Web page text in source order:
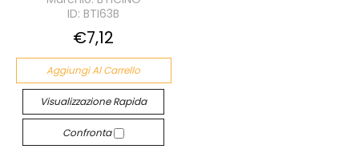
ID: BTI63B
€7,12
Aggiungi Al Carrello
Visualizzazione Rapida
Confronta